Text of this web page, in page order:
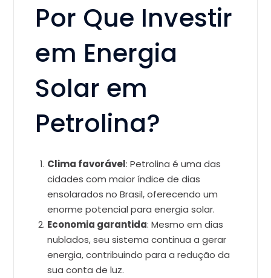
Por Que Investir
em Energia
Solar em
Petrolina?
Clima favorável: Petrolina é uma das
cidades com maior índice de dias
ensolarados no Brasil, oferecendo um
enorme potencial para energia solar.
Economia garantida: Mesmo em dias
nublados, seu sistema continua a gerar
energia, contribuindo para a redução da
sua conta de luz.